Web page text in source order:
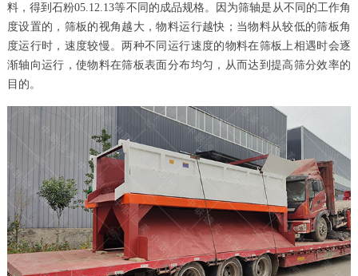
料，得到石粉05.12.13等不同的成品规格。因为筛轴是从不同的工作角
度设置的，筛板的视角越大，物料运行越快；当物料从较低的筛板角
度运行时，速度较慢。两种不同运行速度的物料在筛板上相遇时会逐
渐轴向运行，使物料在筛板表面分布均匀，从而达到提高筛分效率的
目的。